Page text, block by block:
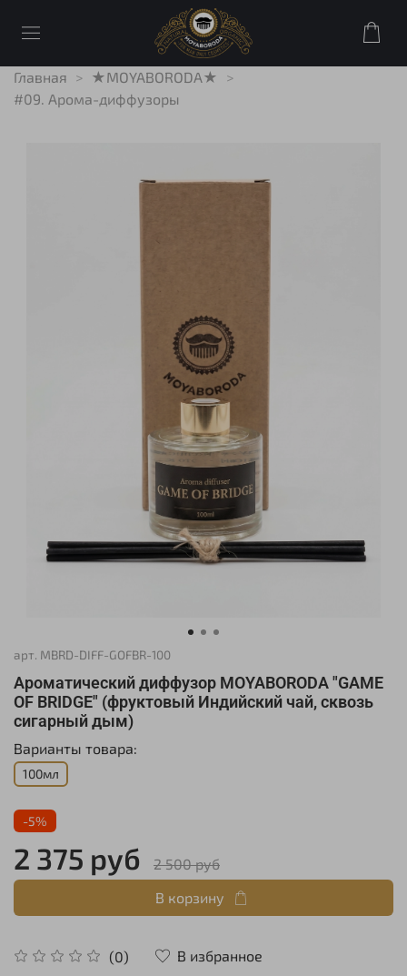
Главная
★MOYABORODA★
#09. Арома-диффузоры
арт. MBRD-DIFF-GOFBR-100
Ароматический диффузор MOYABORODA "GAME
OF BRIDGE" (фруктовый Индийский чай, сквозь
сигарный дым)
(0)
В избранное
Варианты товара:
100мл
-5%
2 375 руб
2 500 руб
В корзину